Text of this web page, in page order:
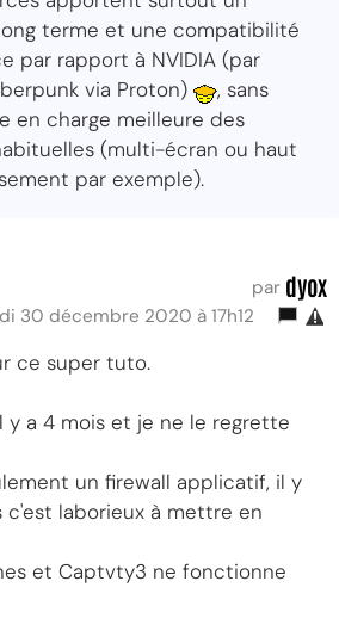
terme et une compatibilité
par rapport à NVIDIA (par
via Proton)
, sans
en charge meilleure des
(multi-écran ou haut
par exemple).
par dyox
30 décembre 2020 à 17h12
ce super tuto.
y a 4 mois et je ne le regrette
un firewall applicatif, il y
c'est laborieux à mettre en
et Captvty3 ne fonctionne